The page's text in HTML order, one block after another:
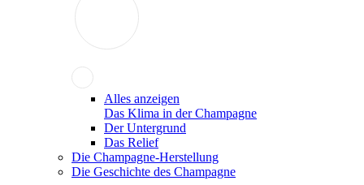
Alles anzeigen
Das Klima in der Champagne
Der Untergrund
Das Relief
Die Champagne-Herstellung
Die Geschichte des Champagne